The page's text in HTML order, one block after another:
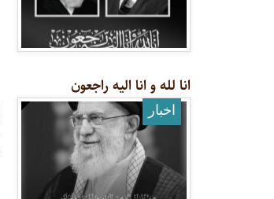
انا لله و انا الیه راجعون
اخبار